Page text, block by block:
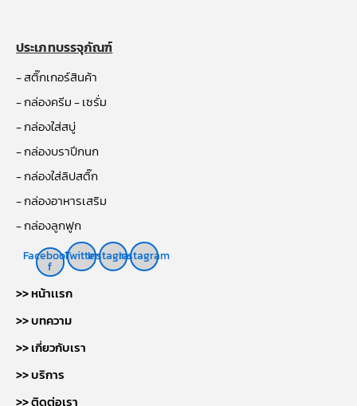
ประเภทบรรจุภัณฑ์
- สติ๊กเกอร์สินค้า
- กล่องครีม - เซรั่ม
- กล่องใส่สบู่
- กล่องบราปีกนก
- กล่องใส่ลิปสติ๊ก
- กล่องอาหารเสริม
- กล่องลูกฟูก
Facebook-
f
TwitterInstagramInstagram
>> หน้าเเรก
>> บทความ
>> เกี่ยวกับเรา
>> บริการ
>> ติดต่อเรา